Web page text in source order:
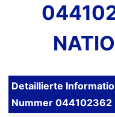
Detaillierte
Nummer 044102362